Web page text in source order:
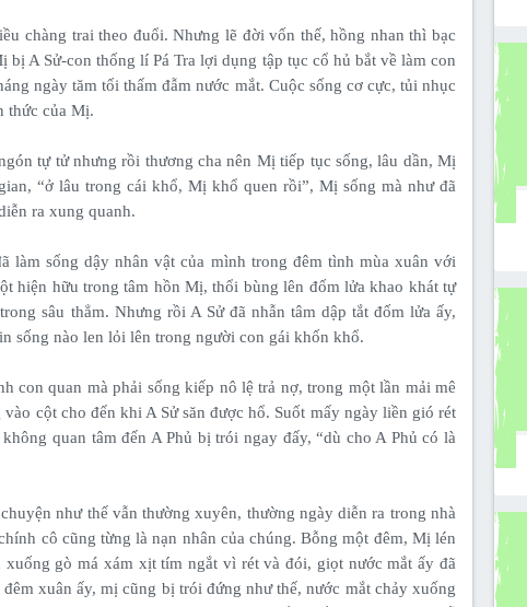
chàng trai theo đuổi. Nhưng lẽ đời vốn thế, hồng nhan thì bạc
A Sử-con thống lí Pá Tra lợi dụng tập tục cổ hủ bắt về làm con
ngày tăm tối thấm đẫm nước mắt. Cuộc sống cơ cực, tủi nhục
thức của Mị.
tự tử nhưng rồi thương cha nên Mị tiếp tục sống, lâu dần, Mị
“ở lâu trong cái khổ, Mị khổ quen rồi”, Mị sống mà như đã
ra xung quanh.
làm sống dậy nhân vật của mình trong đêm tình mùa xuân với
hiện hữu trong tâm hồn Mị, thổi bùng lên đốm lửa khao khát tự
sâu thẳm. Nhưng rồi A Sử đã nhẫn tâm dập tắt đốm lửa ấy,
sống nào len lỏi lên trong người con gái khốn khổ.
con quan mà phải sống kiếp nô lệ trả nợ, trong một lần mải mê
cột cho đến khi A Sử săn được hổ. Suốt mấy ngày liền gió rét
quan tâm đến A Phủ bị trói ngay đấy, “dù cho A Phủ có là
như thế vẫn thường xuyên, thường ngày diễn ra trong nhà
cô cũng từng là nạn nhân của chúng. Bỗng một đêm, Mị lén
xuống gò má xám xịt tím ngắt vì rét và đói, giọt nước mắt ấy đã
xuân ấy, mị cũng bị trói đứng như thế, nước mắt chảy xuống